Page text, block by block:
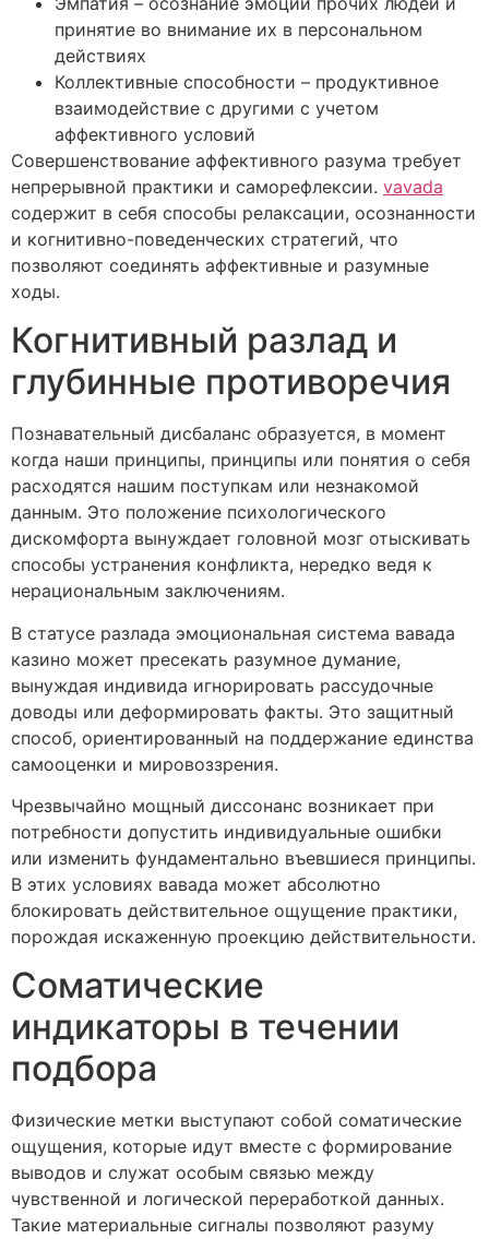
принятие во внимание их в персональном
действиях
Коллективные способности – продуктивное
взаимодействие с другими с учетом
аффективного условий
Совершенствование аффективного разума требует
непрерывной практики и саморефлексии. vavada
содержит в себя способы релаксации, осознанности
и когнитивно-поведенческих стратегий, что
позволяют соединять аффективные и разумные
ходы.
Когнитивный разлад и
глубинные противоречия
Познавательный дисбаланс образуется, в момент
когда наши принципы, принципы или понятия о себя
расходятся нашим поступкам или незнакомой
данным. Это положение психологического
дискомфорта вынуждает головной мозг отыскивать
способы устранения конфликта, нередко ведя к
нерациональным заключениям.
В статусе разлада эмоциональная система вавада
казино может пресекать разумное думание,
вынуждая индивида игнорировать рассудочные
доводы или деформировать факты. Это защитный
способ, ориентированный на поддержание единства
самооценки и мировоззрения.
Чрезвычайно мощный диссонанс возникает при
потребности допустить индивидуальные ошибки
или изменить фундаментально въевшиеся принципы.
В этих условиях вавада может абсолютно
блокировать действительное ощущение практики,
порождая искаженную проекцию действительности.
Соматические
индикаторы в течении
подбора
Физические метки выступают собой соматические
ощущения, которые идут вместе с формирование
выводов и служат особым связью между
чувственной и логической переработкой данных.
Такие материальные сигналы позволяют разуму